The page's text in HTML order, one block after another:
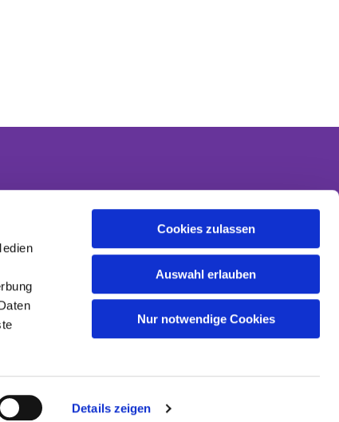
Details zeigen
Cookies zulassen
Auswahl erlauben
Nur notwendige Cookies
Kontakt
Kontaktinformationen
Impressum